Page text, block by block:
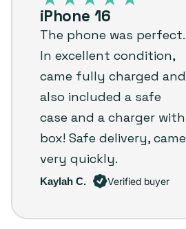
disponible
disponible
disponible
review
iPhone 16
The phone was perfect.
In excellent condition,
came fully charged and
also included a safe
case and a charger with
box! Safe delivery, came
very quickly.
Kaylah C. Verified buyer